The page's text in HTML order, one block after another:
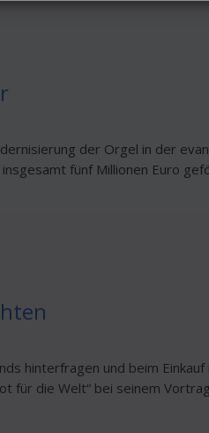
der Orgel in der
fünf Millionen Euro
hinterfragen und beim
für die Welt“ bei seinem